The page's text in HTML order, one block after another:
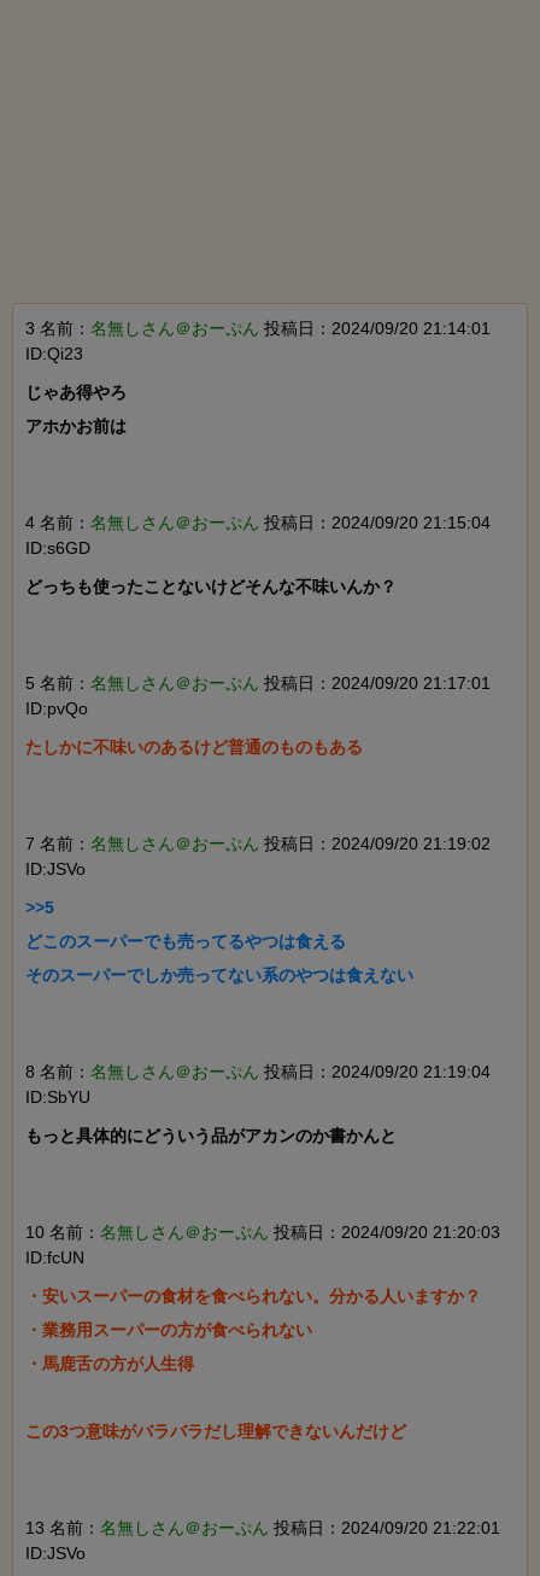
3 名前： 名無しさん＠おーぷん 投稿日：2024/09/20 21:14:01
ID:Qi23
じゃあ得やろ
アホかお前は
4 名前： 名無しさん＠おーぷん 投稿日：2024/09/20 21:15:04
ID:s6GD
どっちも使ったことないけどそんな不味いんか？
5 名前： 名無しさん＠おーぷん 投稿日：2024/09/20 21:17:01
ID:pvQo
たしかに不味いのあるけど普通のものもある
7 名前： 名無しさん＠おーぷん 投稿日：2024/09/20 21:19:02
ID:JSVo
>>5
どこのスーパーでも売ってるやつは食える
そのスーパーでしか売ってない系のやつは食えない
8 名前： 名無しさん＠おーぷん 投稿日：2024/09/20 21:19:04
ID:SbYU
もっと具体的にどういう品がアカンのか書かんと
10 名前： 名無しさん＠おーぷん 投稿日：2024/09/20 21:20:03
ID:fcUN
・安いスーパーの食材を食べられない。分かる人いますか？
・業務用スーパーの方が食べられない
・馬鹿舌の方が人生得
この3つ意味がバラバラだし理解できないんだけど
13 名前： 名無しさん＠おーぷん 投稿日：2024/09/20 21:22:01
ID:JSVo